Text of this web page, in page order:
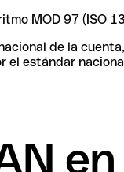
MOD 97 (ISO
de la
el estándar